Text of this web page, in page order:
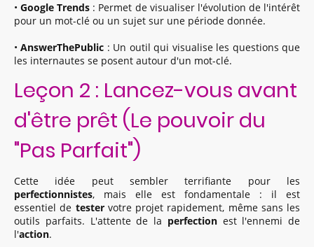
•Google Trends : Permet de visualiser l'évolution de l'intérêt
pour un mot-clé ou un sujet sur une période donnée.
•AnswerThePublic : Un outil qui visualise les questions que
les internautes se posent autour d'un mot-clé.
Leçon 2 : Lancez-vous avant
d'être prêt (Le pouvoir du
"Pas Parfait")
Cette idée peut sembler terrifiante pour les
perfectionnistes, mais elle est fondamentale : il est
essentiel de testervotre projet rapidement, même sans les
outils parfaits. L'attente de la perfectionest l'ennemi de
l'action.